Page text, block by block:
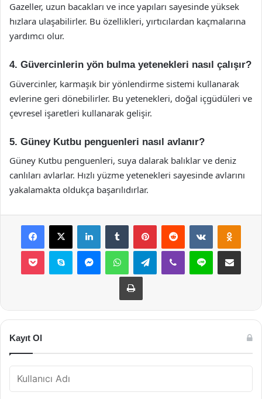
Gazeller, uzun bacakları ve ince yapıları sayesinde yüksek
hızlara ulaşabilirler. Bu özellikleri, yırtıcılardan kaçmalarına
yardımcı olur.
4. Güvercinlerin yön bulma yetenekleri nasıl çalışır?
Güvercinler, karmaşık bir yönlendirme sistemi kullanarak
evlerine geri dönebilirler. Bu yetenekleri, doğal içgüdüleri ve
çevresel işaretleri kullanarak gelişir.
5. Güney Kutbu penguenleri nasıl avlanır?
Güney Kutbu penguenleri, suya dalarak balıklar ve deniz
canlıları avlarlar. Hızlı yüzme yetenekleri sayesinde avlarını
yakalamakta oldukça başarılıdırlar.
Facebook
X LinkedInTumblr PinterestReddit VKontakte
Pocket Skype MessengerWhatsAppTelegramViber Line E-Posta ile
Yazdır
Kayıt Ol